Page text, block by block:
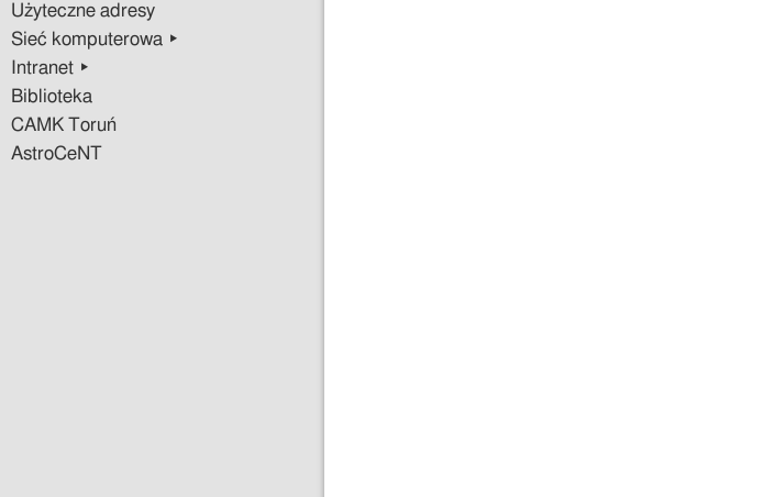
Użyteczne adresy
Sieć komputerowa ▸
Intranet ▸
Biblioteka
CAMK Toruń
AstroCeNT